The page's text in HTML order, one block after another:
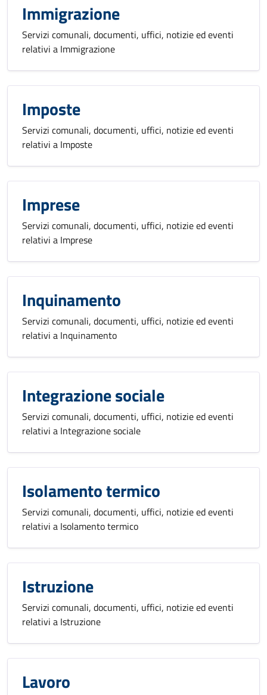
Immigrazione
Servizi comunali, documenti, uffici, notizie ed eventi
relativi a Immigrazione
Imposte
Servizi comunali, documenti, uffici, notizie ed eventi
relativi a Imposte
Imprese
Servizi comunali, documenti, uffici, notizie ed eventi
relativi a Imprese
Inquinamento
Servizi comunali, documenti, uffici, notizie ed eventi
relativi a Inquinamento
Integrazione sociale
Servizi comunali, documenti, uffici, notizie ed eventi
relativi a Integrazione sociale
Isolamento termico
Servizi comunali, documenti, uffici, notizie ed eventi
relativi a Isolamento termico
Istruzione
Servizi comunali, documenti, uffici, notizie ed eventi
relativi a Istruzione
Lavoro